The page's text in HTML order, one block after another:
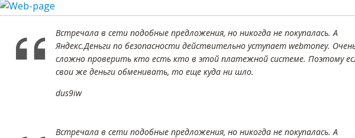
Встречала в сети подобные предложения, но никогда не покупалась. А
Яндекс.Деньги по безопасности действительно уступает webmoney.
сложно проверить кто есть кто в этой платежной системе. Поэтому
свои же деньги обменивать, то еще куда ни шло.
dus9iw
Встречала в сети подобные предложения, но никогда не покупалась. А